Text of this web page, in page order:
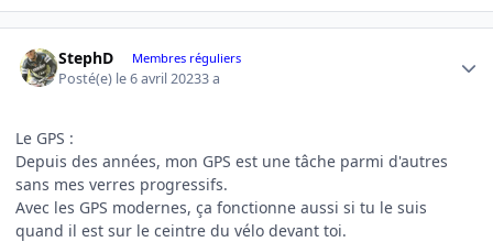
StephD Membres réguliers
Posté(e) le 6 avril 20233 a
Le GPS :
Depuis des années, mon GPS est une tâche parmi d'autres
sans mes verres progressifs.
Avec les GPS modernes, ça fonctionne aussi si tu le suis
quand il est sur le ceintre du vélo devant toi.